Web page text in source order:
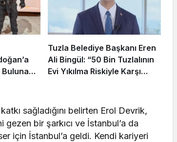
Tuzla Belediye Başkanı Eren
Ali Bingül: “50 Bin Tuzlalının
Evi Yıkılma Riskiyle Karşı
sağladığını belirten Erol Devrik,
bir şarkıcı ve İstanbul’a da
için İstanbul’a geldi. Kendi kariyeri